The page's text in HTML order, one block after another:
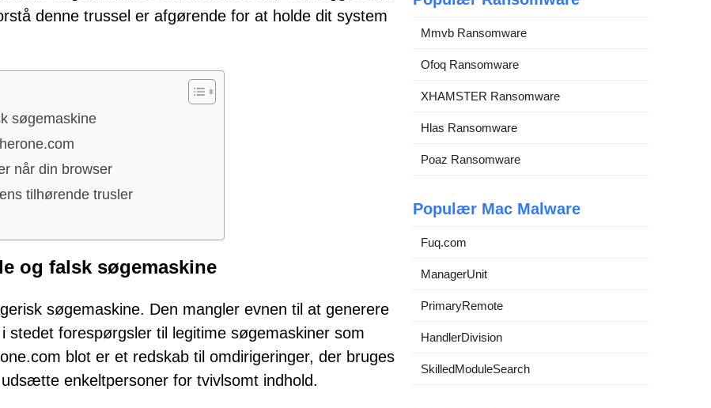
denne trussel er afgørende for at holde dit system
søgemaskine
når din browser
tilhørende trusler
og falsk søgemaskine
søgemaskine. Den mangler evnen til at generere
stedet forespørgsler til legitime søgemaskiner som
blot er et redskab til omdirigeringer, der bruges
enkeltpersoner for tvivlsomt indhold.
Mmvb Ransomware
Ofoq Ransomware
XHAMSTER Ransomware
Hlas Ransomware
Poaz Ransomware
Populær Mac Malware
Fuq.com
ManagerUnit
PrimaryRemote
HandlerDivision
SkilledModuleSearch